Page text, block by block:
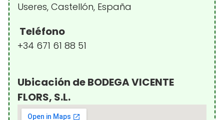
Useres, Castellón, España
Teléfono
+34 671 61 88 51
Ubicación de BODEGA VICENTE
FLORS, S.L.